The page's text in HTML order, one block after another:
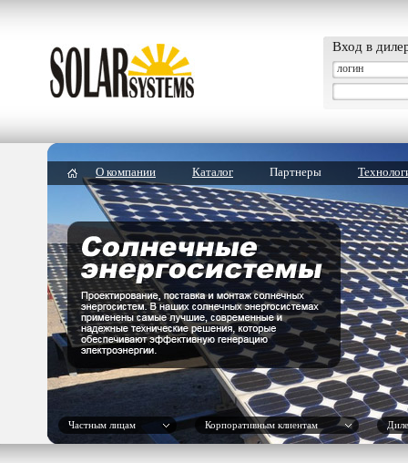
Вход в
О компании Каталог Партнеры
Частным лицам Корпоративным клиентам